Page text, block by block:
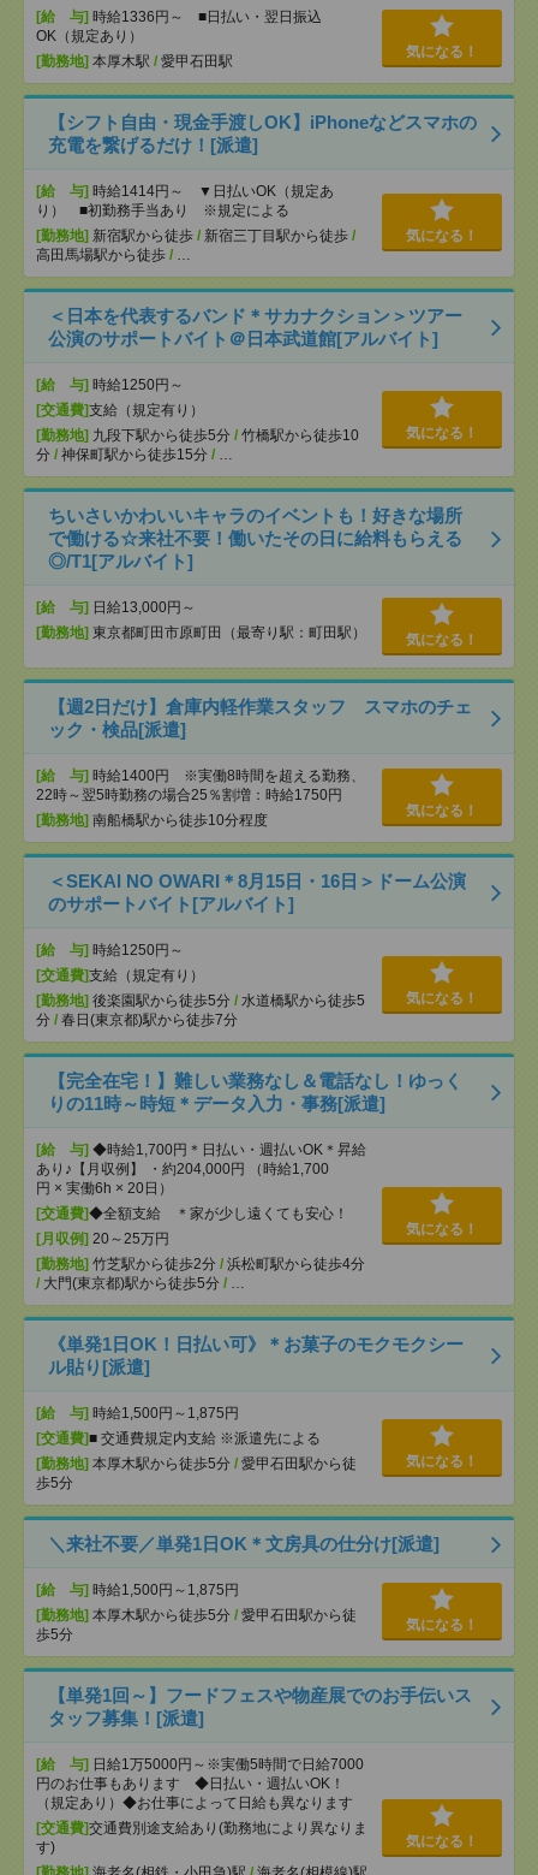
[給 与] 時給1336円～ ■日払い・翌日振込
OK（規定あり）
[勤務地] 本厚木駅 / 愛甲石田駅
気になる！
【シフト自由・現金手渡しOK】iPhoneなどスマホの
充電を繋げるだけ！[派遣]
[給 与] 時給1414円～ ▼日払いOK（規定あ
り） ■初勤務手当あり ※規定による
[勤務地] 新宿駅から徒歩 / 新宿三丁目駅から徒歩 /
高田馬場駅から徒歩 / …
気になる！
＜日本を代表するバンド＊サカナクション＞ツアー
公演のサポートバイト＠日本武道館[アルバイト]
[給 与] 時給1250円～
[交通費]支給（規定有り）
[勤務地] 九段下駅から徒歩5分 / 竹橋駅から徒歩10
分 / 神保町駅から徒歩15分 / …
気になる！
ちいさいかわいいキャラのイベントも！好きな場所
で働ける☆来社不要！働いたその日に給料もらえる
◎/T1[アルバイト]
[給 与] 日給13,000円～
[勤務地] 東京都町田市原町田（最寄り駅：町田駅） 気になる！
【週2日だけ】倉庫内軽作業スタッフ スマホのチェ
ック・検品[派遣]
[給 与] 時給1400円 ※実働8時間を超える勤務、
22時～翌5時勤務の場合25％割増：時給1750円
[勤務地] 南船橋駅から徒歩10分程度
気になる！
＜SEKAI NO OWARI＊8月15日・16日＞ドーム公演
のサポートバイト[アルバイト]
[給 与] 時給1250円～
[交通費]支給（規定有り）
[勤務地] 後楽園駅から徒歩5分 / 水道橋駅から徒歩5
分 / 春日(東京都)駅から徒歩7分
気になる！
【完全在宅！】難しい業務なし＆電話なし！ゆっく
りの11時～時短＊データ入力・事務[派遣]
[給 与] ◆時給1,700円＊日払い・週払いOK＊昇給
あり♪【月収例】 ・約204,000円 （時給1,700
円 × 実働6h × 20日）
[交通費]◆全額支給 ＊家が少し遠くても安心！
[月収例] 20～25万円
[勤務地] 竹芝駅から徒歩2分 / 浜松町駅から徒歩4分
/ 大門(東京都)駅から徒歩5分 / …
気になる！
《単発1日OK！日払い可》＊お菓子のモクモクシー
ル貼り[派遣]
[給 与] 時給1,500円～1,875円
[交通費]■ 交通費規定内支給 ※派遣先による
[勤務地] 本厚木駅から徒歩5分 / 愛甲石田駅から徒
歩5分
気になる！
＼来社不要／単発1日OK＊文房具の仕分け[派遣]
[給 与] 時給1,500円～1,875円
[勤務地] 本厚木駅から徒歩5分 / 愛甲石田駅から徒
歩5分
気になる！
【単発1回～】フードフェスや物産展でのお手伝いス
タッフ募集！[派遣]
[給 与] 日給1万5000円～※実働5時間で日給7000
円のお仕事もあります ◆日払い・週払いOK！
（規定あり）◆お仕事によって日給も異なります
[交通費]交通費別途支給あり(勤務地により異なりま
す)
気になる！